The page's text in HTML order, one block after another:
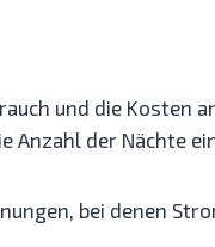
und die Kosten
Anzahl der Nächte
bei denen